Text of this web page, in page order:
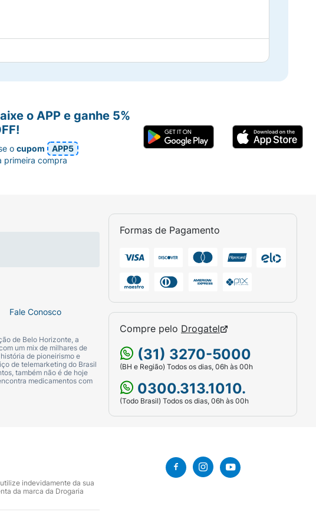
após o uso.
Fale Conosco
de Belo Horizonte, a
um mix de milhares de
de pioneirismo e
de telemarketing do Brasil
também não é de hoje
medicamentos com
Formas de Pagamento
Compre pelo Drogatel
(31) 3270-5000
(BH e Região) Todos os dias, 06h às 00h
0300.313.1010.
(Todo Brasil) Todos os dias, 06h às 00h
o APP e ganhe 5%
ocupom
APP5
primeira compra
indevidamente da sua
da marca da Drogaria